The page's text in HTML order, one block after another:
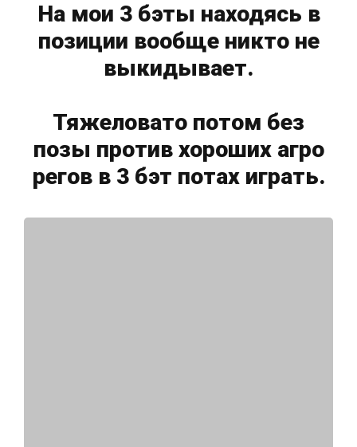
На мои 3 бэты находясь в
позиции вообще никто не
выкидывает.
Тяжеловато потом без
позы против хороших агро
регов в 3 бэт потах играть.